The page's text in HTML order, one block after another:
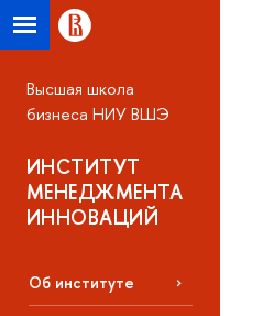
Высшая школа
бизнеса НИУ ВШЭ
ИНСТИТУТ
МЕНЕДЖМЕНТА
ИННОВАЦИЙ
Об институте